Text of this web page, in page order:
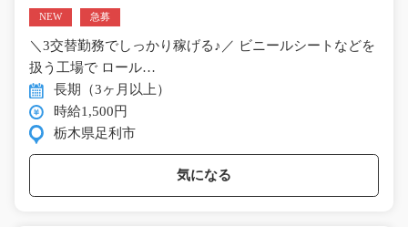
NEW 急募
＼3交替勤務でしっかり稼げる♪／ ビニールシートなどを
扱う工場で ロール…
長期（3ヶ月以上）
時給1,500円
栃木県足利市
気になる